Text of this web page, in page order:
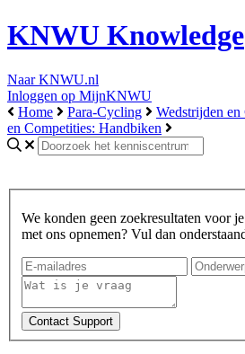
KNWU Knowledge
Naar KNWU.nl
Inloggen op MijnKNWU
Home
Para-Cycling Wedstrijden en
en Competities: Handbiken
We konden geen zoekresultaten voor
met ons opnemen? Vul dan